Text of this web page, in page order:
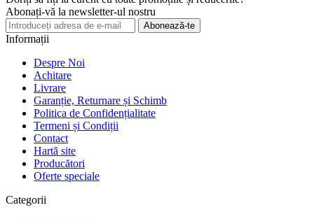
Abonați-vă la newsletter-ul nostru
Abonează-te
Informații
Despre Noi
Achitare
Livrare
Garanție, Returnare și Schimb
Politica de Confidențialitate
Termeni și Condiții
Contact
Hartă site
Producători
Oferte speciale
Categorii